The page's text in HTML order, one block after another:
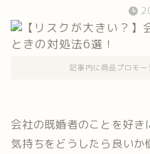
記事内に商品プロモ
会社の既婚者のことを好
気持ちをどうしたら良いか